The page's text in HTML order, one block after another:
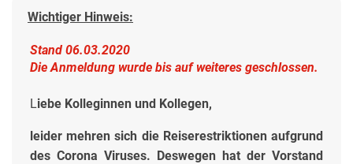
Wichtiger Hinweis:
Stand 06.03.2020
Die Anmeldung wurde bis auf weiteres geschlossen.
Liebe Kolleginnen und Kollegen,
leider mehren sich die Reiserestriktionen aufgrund
des Corona Viruses. Deswegen hat der Vorstand